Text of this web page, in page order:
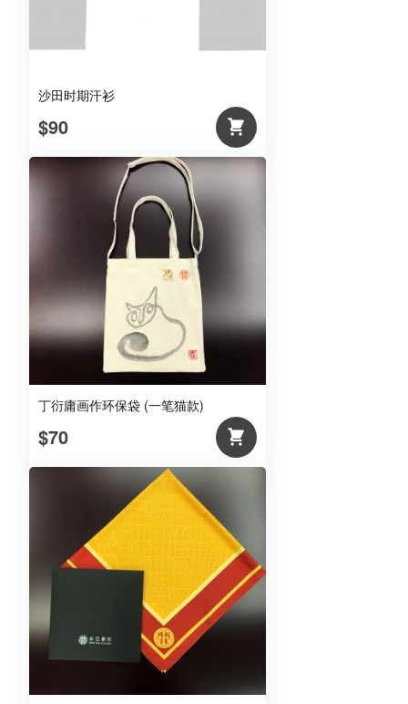
沙田时期汗衫
$90
丁衍庸画作环保袋 (一笔猫款)
$70